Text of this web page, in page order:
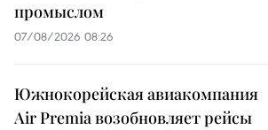
промыслом
07/08/2026 08:26
Южнокорейская авиакомпания
Air Premia возобновляет рейсы